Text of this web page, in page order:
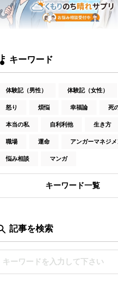
キーワード
体験記（男性） 体験記（女性）
怒り 煩悩 幸福論 死
本当の私 自利利他 生き方
職場 運命 アンガーマネジメ
悩み相談 マンガ
キーワード一覧
記事を検索